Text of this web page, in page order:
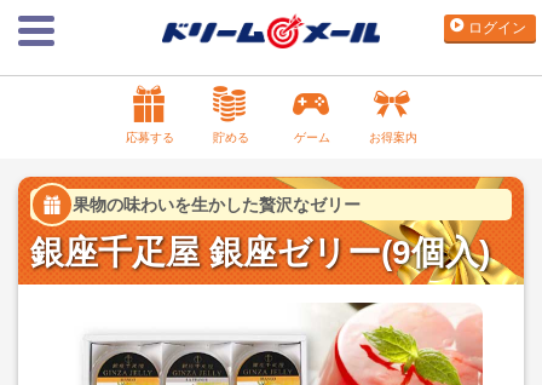
ログイン
応募する 貯める ゲーム お得案内
果物の味わいを生かした贅沢なゼリー
銀座千疋屋 銀座ゼリー(9個入)